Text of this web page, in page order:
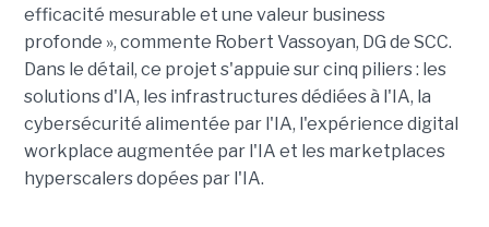
efficacité mesurable et une valeur business
profonde », commente Robert Vassoyan, DG de SCC.
Dans le détail, ce projet s'appuie sur cinq piliers : les
solutions d'IA, les infrastructures dédiées à l'IA, la
cybersécurité alimentée par l'IA, l'expérience digital
workplace augmentée par l'IA et les marketplaces
hyperscalers dopées par l'IA.